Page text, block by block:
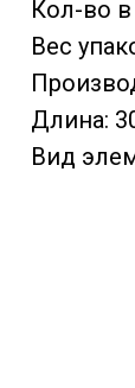
Кол-во
Вес
Длина:
Вид